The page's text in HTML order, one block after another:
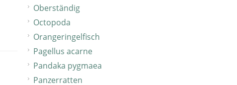
Oberständig
Octopoda
Orangeringelfisch
Pagellus acarne
Pandaka pygmaea
Panzerratten